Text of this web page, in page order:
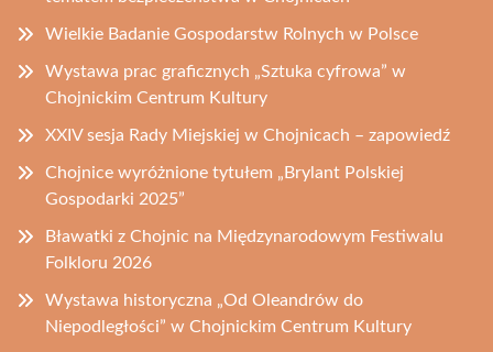
Wielkie Badanie Gospodarstw Rolnych w Polsce
Wystawa prac graficznych „Sztuka cyfrowa” w
Chojnickim Centrum Kultury
XXIV sesja Rady Miejskiej w Chojnicach – zapowiedź
Chojnice wyróżnione tytułem „Brylant Polskiej
Gospodarki 2025”
Bławatki z Chojnic na Międzynarodowym Festiwalu
Folkloru 2026
Wystawa historyczna „Od Oleandrów do
Niepodległości” w Chojnickim Centrum Kultury